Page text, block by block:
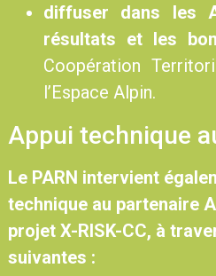
diffuser dans les
résultats et les
Coopération
l’Espace Alpin.
Appui technique
Le PARN intervient
technique au partenaire
projet X-RISK-CC, à
suivantes :